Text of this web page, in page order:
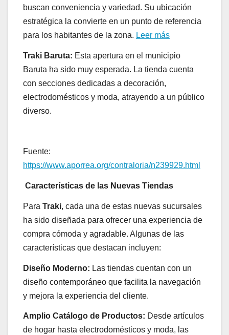
buscan conveniencia y variedad. Su ubicación
estratégica la convierte en un punto de referencia
para los habitantes de la zona. Leer más
Traki Baruta: Esta apertura en el municipio
Baruta ha sido muy esperada. La tienda cuenta
con secciones dedicadas a decoración,
electrodomésticos y moda, atrayendo a un público
diverso.
Fuente:
https://www.aporrea.org/contraloria/n239929.html
Características de las Nuevas Tiendas
Para Traki, cada una de estas nuevas sucursales
ha sido diseñada para ofrecer una experiencia de
compra cómoda y agradable. Algunas de las
características que destacan incluyen:
Diseño Moderno: Las tiendas cuentan con un
diseño contemporáneo que facilita la navegación
y mejora la experiencia del cliente.
Amplio Catálogo de Productos: Desde artículos
de hogar hasta electrodomésticos y moda, las